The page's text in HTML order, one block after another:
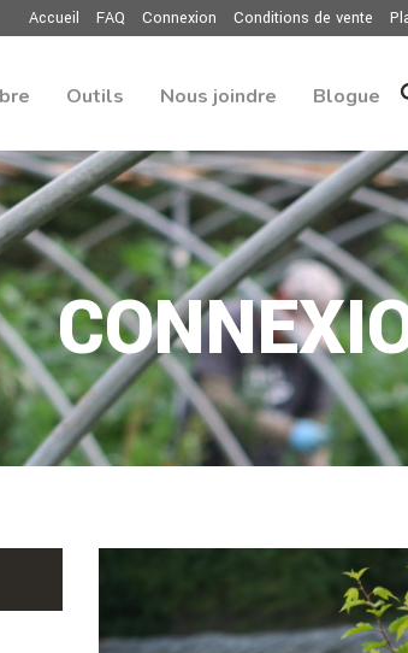
Accueil FAQ Connexion Conditions de vente
Outils Nous joindre Blogue